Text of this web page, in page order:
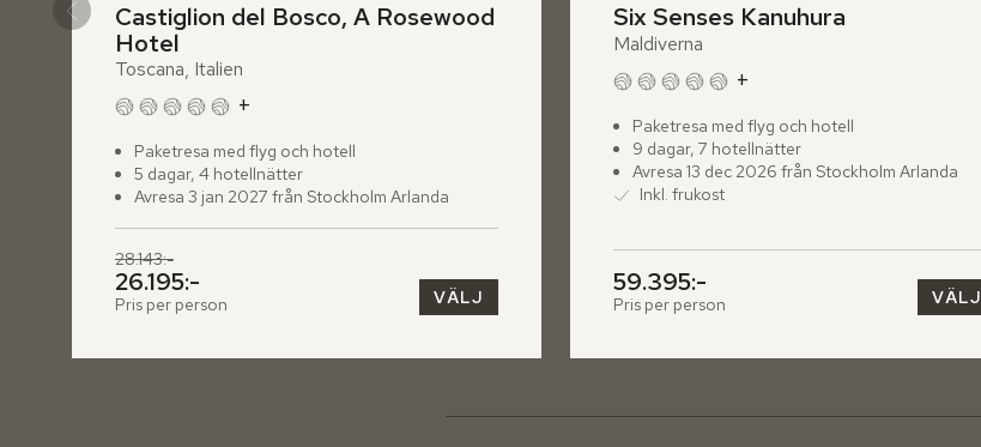
Castiglion del Bosco, A Rosewood
Hotel
Toscana, Italien
+
Paketresa med flyg och hotell
5 dagar, 4 hotellnätter
Avresa 3 jan 2027 från Stockholm Arlanda
28.143:-
26.195:-
Pris per person VÄLJ
Six Senses Kanuhura
Maldiverna
+
Paketresa med flyg och hotell
9 dagar, 7 hotellnätter
Avresa 13 dec 2026 från Stockholm Arlanda
Inkl. frukost
59.395:-
Pris per person VÄLJ